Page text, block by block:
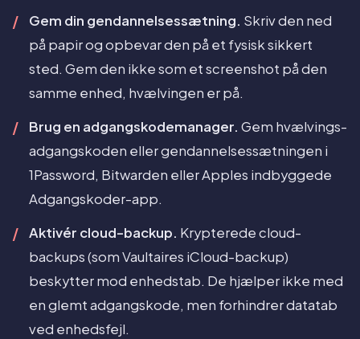
Gem din gendannelsessætning. Skriv den ned
på papir og opbevar den på et fysisk sikkert
sted. Gem den ikke som et screenshot på den
samme enhed, hvælvingen er på.
Brug en adgangskodemanager. Gem hvælvings-
adgangskoden eller gendannelsessætningen i
1Password, Bitwarden eller Apples indbyggede
Adgangskoder-app.
Aktivér cloud-backup. Krypterede cloud-
backups (som Vaultaires iCloud-backup)
beskytter mod enhedstab. De hjælper ikke med
en glemt adgangskode, men forhindrer datatab
ved enhedsfejl.